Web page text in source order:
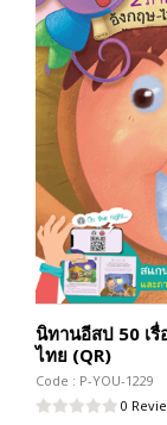
นิทานอีสป 50 เ
ไทย (QR)
Code : P-YOU-1229
0